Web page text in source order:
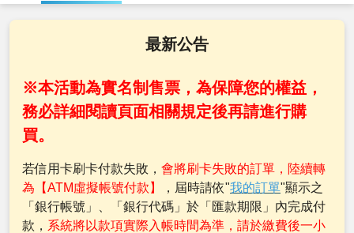
最新公告
※本活動為實名制售票，為保障您的權益，
務必詳細閱讀頁面相關規定後再請進行購
買。
若信用卡刷卡付款失敗， 會將刷卡失敗的訂單，陸續轉
為【ATM虛擬帳號付款】
，屆時請依"我的訂單"顯示之
「銀行帳號」、「銀行代碼」於「匯款期限」內完成付
款， 系統將以款項實際入帳時間為準，請於繳費後一小